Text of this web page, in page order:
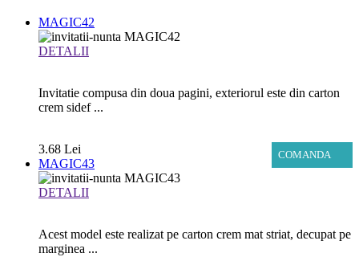
MAGIC42
DETALII
Invitatie compusa din doua pagini, exteriorul este din carton
crem sidef ...
COMANDA
3.68 Lei
MAGIC43
DETALII
Acest model este realizat pe carton crem mat striat, decupat pe
marginea ...